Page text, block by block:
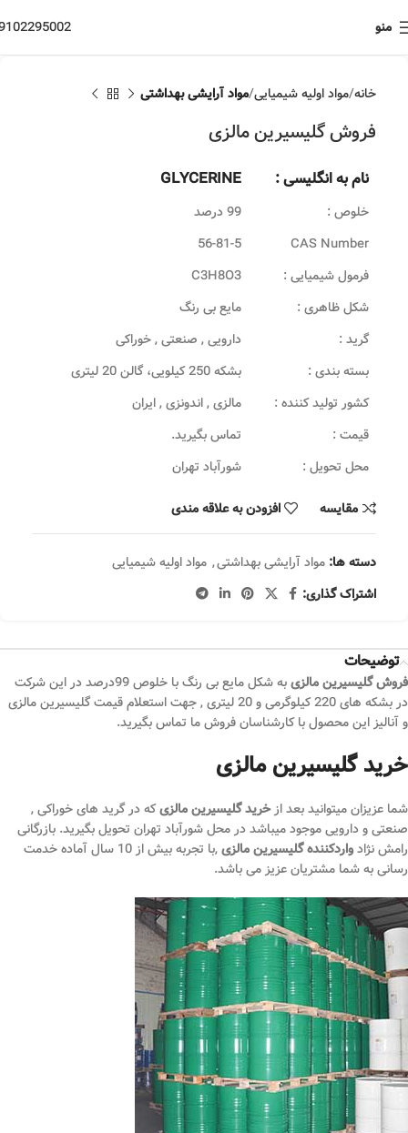
منو
خانه مواد اولیه شیمیایی مواد آرایشی بهداشتی
فروش گلیسیرین مالزی
نام به انگلیسی : GLYCERINE
خلوص :
99 درصد
CAS Number
56-81-5
فرمول شیمیایی :
C3H8O3
شکل ظاهری :
مایع بی رنگ
گرید :
دارویی , صنعتی , خوراکی
بسته بندی :
بشکه 250 کیلویی، گالن 20 لیتری
کشور تولید کننده :
مالزی , اندونزی , ایران
قیمت :
تماس بگیرید.
محل تحویل :
شورآباد تهران
مقایسه افزودن به علاقه مندی
دسته ها: مواد آرایشی بهداشتی, مواد اولیه شیمیایی
اشتراک گذاری:
توضیحات
فروش گلیسیرین مالزی
به شکل مایع بی رنگ با خلوص 99درصد در این شرکت
در بشکه های 220 کیلوگرمی و 20 لیتری , جهت استعلام قیمت گلیسیرین مالزی
و آنالیز این محصول با کارشناسان فروش ما تماس بگیرید.
خرید گلیسیرین مالزی
شما عزیزان میتوانید بعد ازخرید گلیسیرین مالزیکه در گرید های خوراکی ,
صنعتی و دارویی موجود میباشد در محل شورآباد تهران تحویل بگیرید. بازرگانی
رامش نژادواردکننده گلیسیرین مالزی
,با تجربه بیش از 10 سال آماده خدمت
رسانی به شما مشتریان عزیز می باشد.